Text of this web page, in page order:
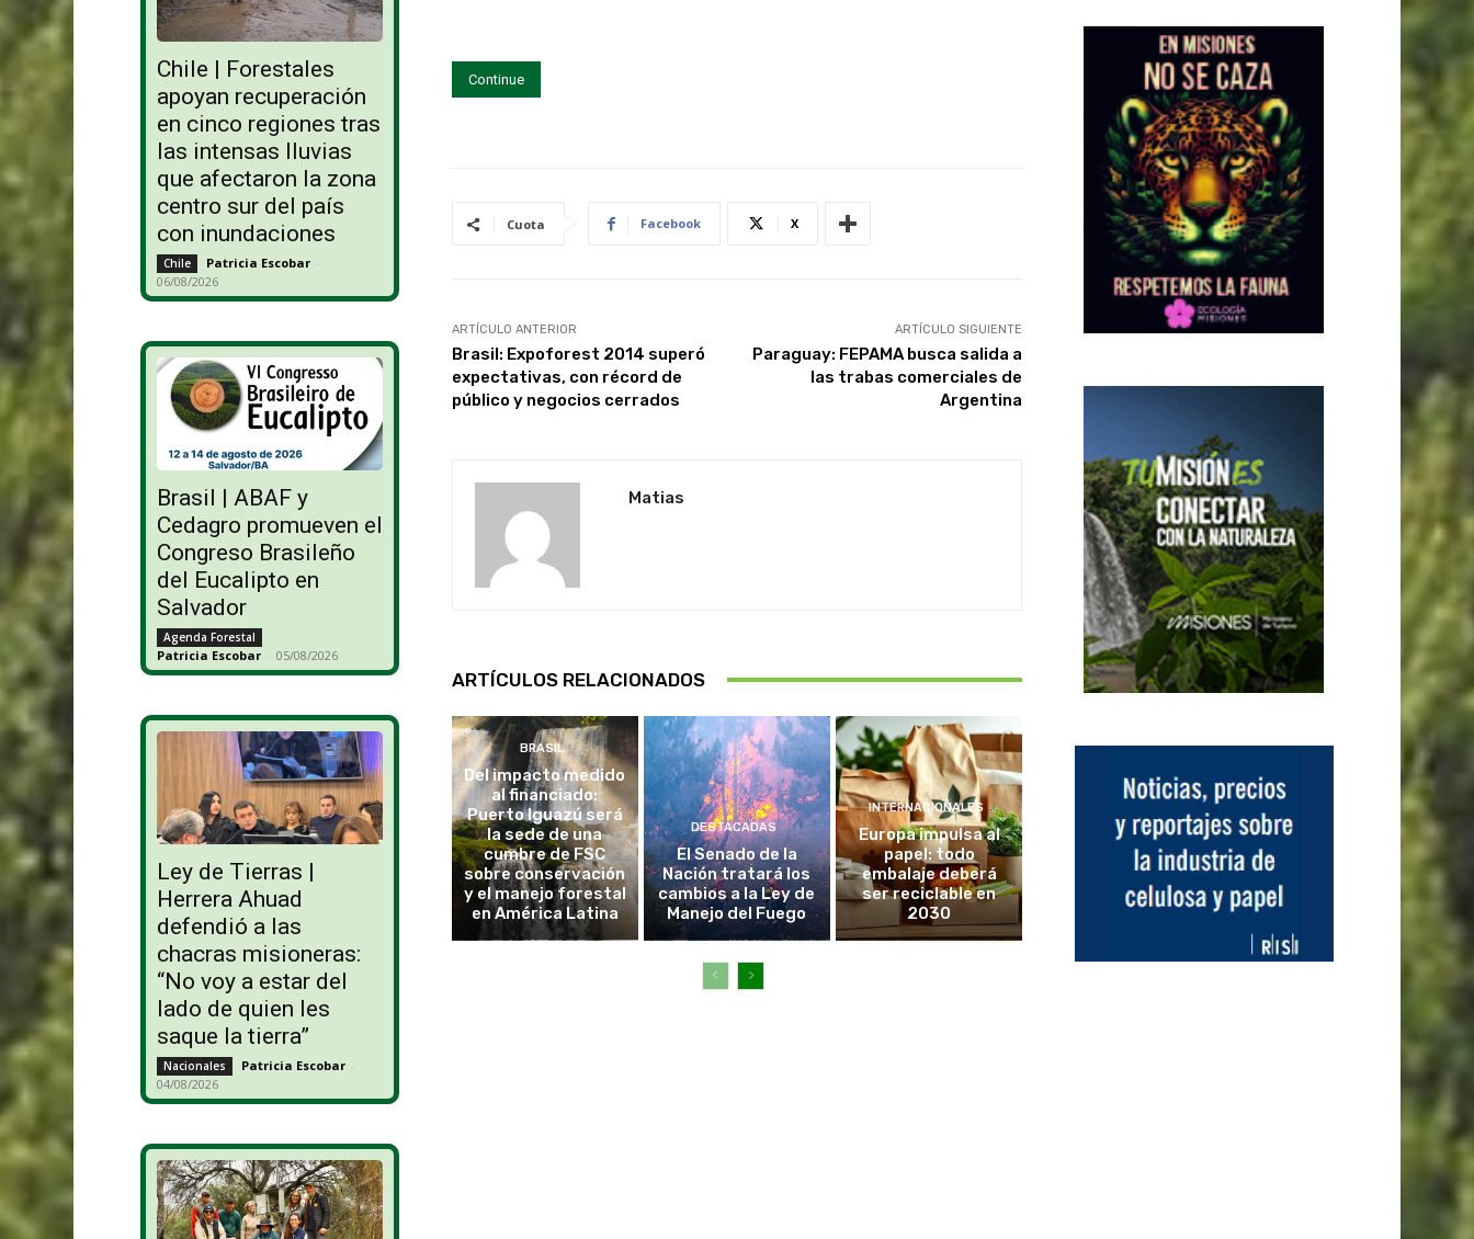
Chile | Forestales
apoyan recuperación
en cinco regiones tras
las intensas lluvias
que afectaron la zona
centro sur del país
con inundaciones
Chile Patricia Escobar -
06/08/2026
Brasil | ABAF y
Cedagro promueven el
Congreso Brasileño
del Eucalipto en
Salvador
Agenda Forestal
Patricia Escobar - 05/08/2026
Ley de Tierras |
Herrera Ahuad
defendió a las
chacras misioneras:
“No voy a estar del
lado de quien les
saque la tierra”
Nacionales Patricia Escobar -
04/08/2026
Continue
Cuota Facebook X
ARTÍCULO ANTERIOR
Brasil: Expoforest 2014 superó
expectativas, con récord de
público y negocios cerrados
ARTÍCULO SIGUIENTE
Paraguay: FEPAMA busca salida a
las trabas comerciales de
Argentina
Matias
ARTÍCULOS RELACIONADOS
BRASIL
Del impacto medido
al financiado:
Puerto Iguazú será
la sede de una
cumbre de FSC
sobre conservación
y el manejo forestal
en América Latina
DESTACADAS
El Senado de la
Nación tratará los
cambios a la Ley de
Manejo del Fuego
INTERNACIONALES
Europa impulsa al
papel: todo
embalaje deberá
ser reciclable en
2030